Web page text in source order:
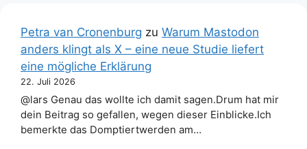
Petra van Cronenburg zu Warum Mastodon
anders klingt als X – eine neue Studie liefert
eine mögliche Erklärung
22. Juli 2026
@lars Genau das wollte ich damit sagen.Drum hat mir
dein Beitrag so gefallen, wegen dieser Einblicke.Ich
bemerkte das Domptiertwerden am…